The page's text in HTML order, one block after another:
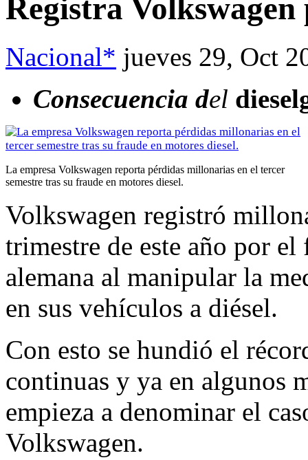
Registra
Nacional* jueves 29, Oct
Consecuencia del
La empresa Volkswagen reporta pérdidas millonarias en el tercer
semestre tras su fraude en motores diesel.
Volkswagen registró
trimestre de este año por
alemana al manipular la
en sus vehículos a diésel.
Con esto se hundió el
continuas y ya en algunos
empieza a denominar el
Volkswagen.